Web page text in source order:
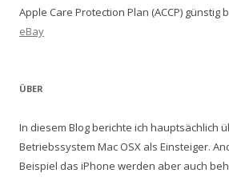
Apple Care Protection Plan (ACCP) günstig
eBay
ÜBER
In diesem Blog berichte ich hauptsächlich
Betriebssystem Mac OSX als Einsteiger.
Beispiel das iPhone werden aber auch